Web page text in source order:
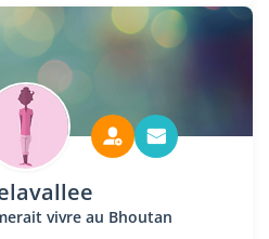
vivre au Bhoutan